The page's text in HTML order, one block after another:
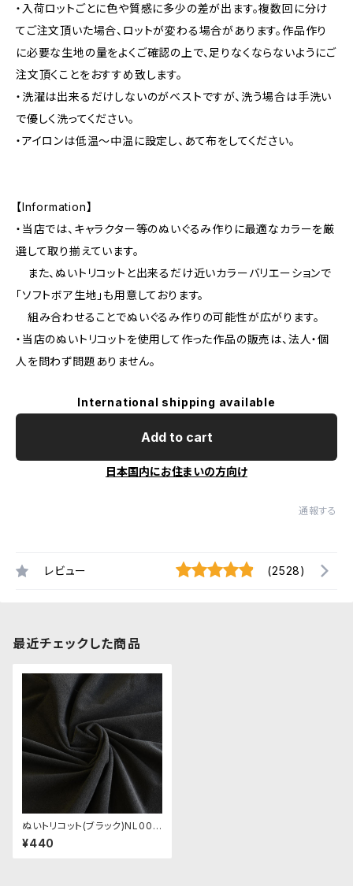
・入荷ロットごとに色や質感に多少の差が出ます。複数回に分け
てご注文頂いた場合、ロットが変わる場合があります。作品作り
に必要な生地の量をよくご確認の上で、足りなくならないようにご
注文頂くことをおすすめ致します。
・洗濯は出来るだけしないのがベストですが、洗う場合は手洗い
で優しく洗ってください。
・アイロンは低温〜中温に設定し、あて布をしてください。
【Information】
・当店では、キャラクター等のぬいぐるみ作りに最適なカラーを厳
選して取り揃えています。
また、ぬいトリコットと出来るだけ近いカラーバリエーションで
「ソフトボア生地」も用意しております。
組み合わせることでぬいぐるみ作りの可能性が広がります。
・当店のぬいトリコットを使用して作った作品の販売は、法人・個
人を問わず問題ありません。
International shipping available
Add to cart
日本国内にお住まいの方向け
通報する
レビュー (2528)
最近チェックした商品
ぬいトリコット(ブラック)NL007
ぬいぐるみ用薄手パイル生地 2
0cm
¥440